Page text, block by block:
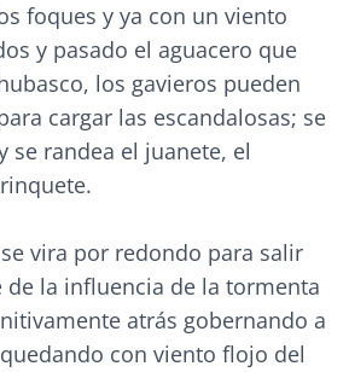
foques y ya con un viento
y pasado el aguacero que
los gavieros pueden
cargar las escandalosas; se
se randea el juanete, el
vira por redondo para salir
de la influencia de la tormenta
atrás gobernando a
con viento flojo del